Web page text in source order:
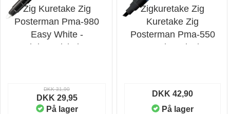
Zig Kuretake Zig
Posterman Pma-980
Easy White -
Skriveredskaber
DKK 31,90
DKK 29,95
På lager
Zigkuretake Zig
Kuretake Zig
Posterman Pma-550
Wet-wipe Black -
DKK 42,90
På lager